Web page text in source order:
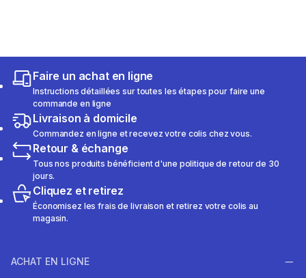
Faire un achat en ligne
Instructions détaillées sur toutes les étapes pour faire une
commande en ligne
Livraison à domicile
Commandez en ligne et recevez votre colis chez vous.
Retour & échange
Tous nos produits bénéficient d'une politique de retour de 30
jours.
Cliquez et retirez
Économisez les frais de livraison et retirez votre colis au
magasin.
ACHAT EN LIGNE